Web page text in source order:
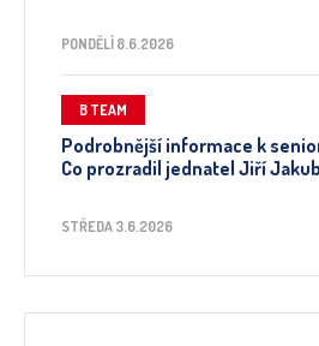
PONDĚLÍ 8.6.2026
B TEAM
Podrobnější informace k
Co prozradil jednatel Jiří
STŘEDA 3.6.2026